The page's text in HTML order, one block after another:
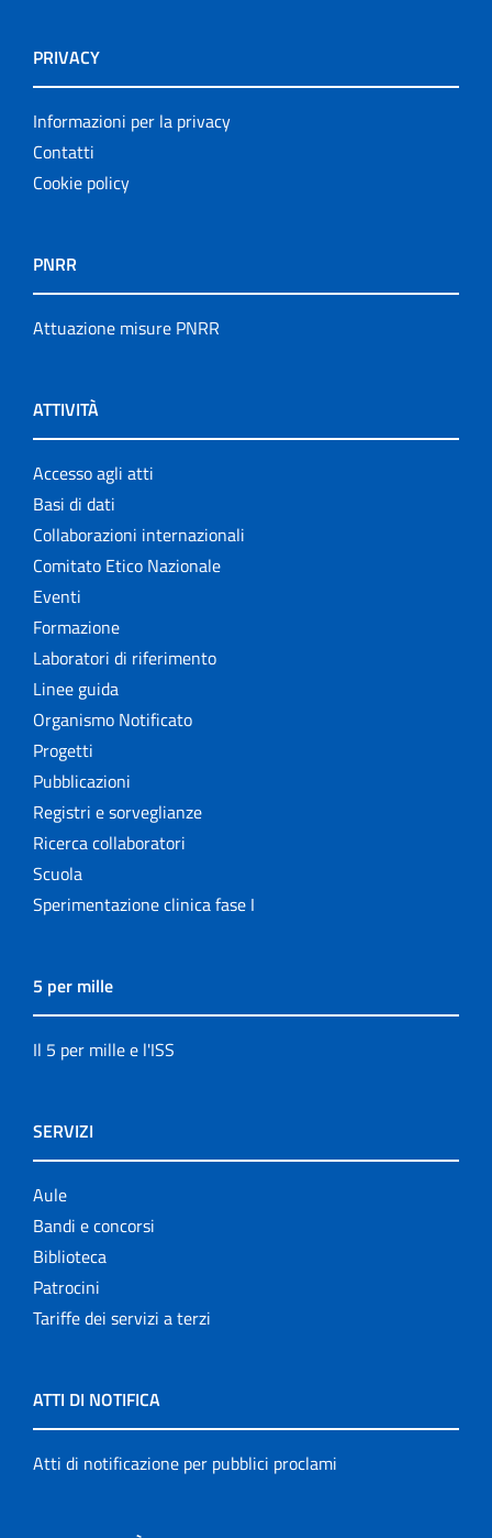
PRIVACY
Informazioni per la privacy
Contatti
Cookie policy
PNRR
Attuazione misure PNRR
ATTIVITÀ
Accesso agli atti
Basi di dati
Collaborazioni internazionali
Comitato Etico Nazionale
Eventi
Formazione
Laboratori di riferimento
Linee guida
Organismo Notificato
Progetti
Pubblicazioni
Registri e sorveglianze
Ricerca collaboratori
Scuola
Sperimentazione clinica fase I
5 per mille
Il 5 per mille e l'ISS
SERVIZI
Aule
Bandi e concorsi
Biblioteca
Patrocini
Tariffe dei servizi a terzi
ATTI DI NOTIFICA
Atti di notificazione per pubblici proclami